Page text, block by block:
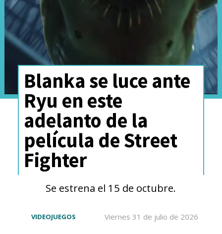
De momento, se desconoce
qué personajes de la
franquicia regresarán,
considerando que Keanu
Reeves y Carrie-Anne Moss
han encarnado a Neo y
Trinity en todas las películas
anteriores.
Blanka se luce ante
Ryu en este
adelanto de la
película de Street
Fighter
Se estrena el 15 de octubre.
Viernes 31 de julio de 2026
VIDEOJUEGOS